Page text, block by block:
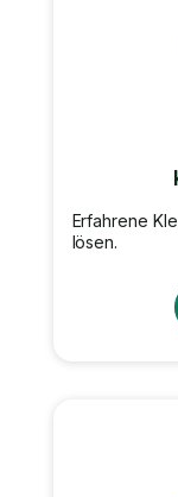
Erfahrene
lösen.